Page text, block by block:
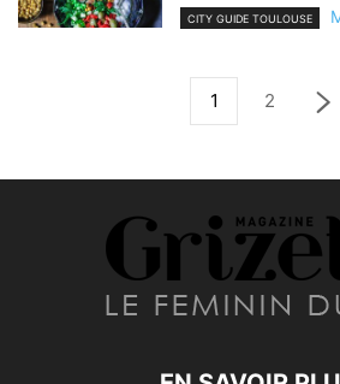
CITY GUIDE TOULOUSE
1 2